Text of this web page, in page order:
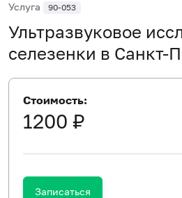
Услуга 90-053
Ультразвуковое
селезенки в Санкт-
Стоимость:
1200 ₽
Записаться